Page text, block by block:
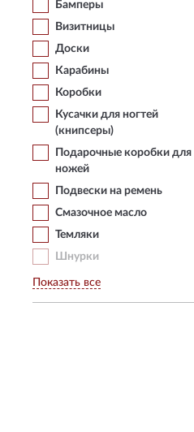
Бамперы
Визитницы
Доски
Карабины
Коробки
Кусачки для ногтей
(книпсеры)
Подарочные коробки для
ножей
Подвески на ремень
Смазочное масло
Темляки
Шнурки
Показать все